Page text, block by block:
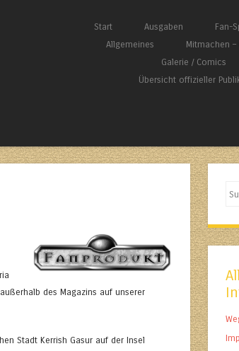
Springe zum Inhalt
Start Ausgaben Fan-
Allgemeines
Mitmachen
Galerie / Comics
Übersicht offizieller
des Magazins auf unserer
Stadt Kerrish Gasur auf der Insel